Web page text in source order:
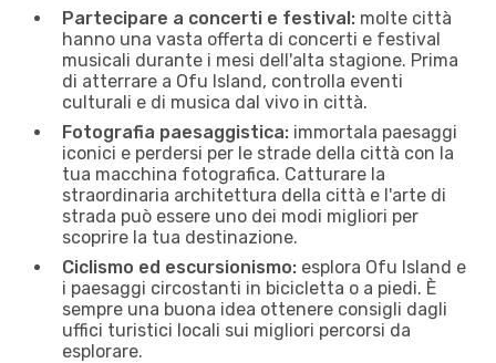
Partecipare a concerti e festival: molte città
hanno una vasta offerta di concerti e festival
musicali durante i mesi dell'alta stagione. Prima
di atterrare a Ofu Island, controlla eventi
culturali e di musica dal vivo in città.
Fotografia paesaggistica: immortala paesaggi
iconici e perdersi per le strade della città con la
tua macchina fotografica. Catturare la
straordinaria architettura della città e l'arte di
strada può essere uno dei modi migliori per
scoprire la tua destinazione.
Ciclismo ed escursionismo: esplora Ofu Island e
i paesaggi circostanti in bicicletta o a piedi. È
sempre una buona idea ottenere consigli dagli
uffici turistici locali sui migliori percorsi da
esplorare.